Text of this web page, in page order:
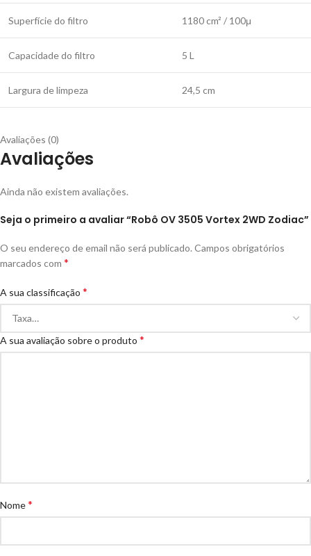
Superfície do filtro 1180 cm² / 100μ
Capacidade do filtro 5 L
Largura de limpeza 24,5 cm
Avaliações (0)
Avaliações
Ainda não existem avaliações.
Seja o primeiro a avaliar “Robô OV 3505 Vortex 2WD Zodiac”
O seu endereço de email não será publicado. Campos obrigatórios
marcados com *
A sua classificação *
A sua avaliação sobre o produto *
Nome*